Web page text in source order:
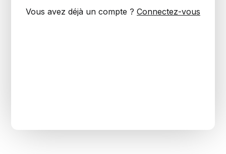
Vous avez déjà un compte ? Connectez-vous